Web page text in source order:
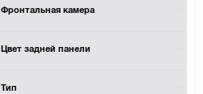
Verico
Фронтальная камера
Цвет задней панели
Тип